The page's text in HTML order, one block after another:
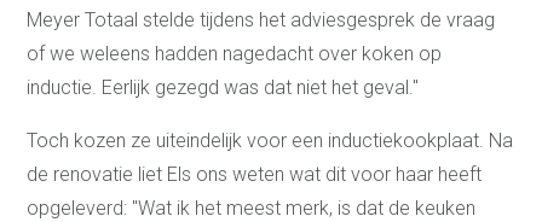
Meyer Totaal stelde tijdens het adviesgesprek de vraag
of we weleens hadden nagedacht over koken op
inductie. Eerlijk gezegd was dat niet het geval."
Toch kozen ze uiteindelijk voor een inductiekookplaat. Na
de renovatie liet Els ons weten wat dit voor haar heeft
opgeleverd: "Wat ik het meest merk, is dat de keuken